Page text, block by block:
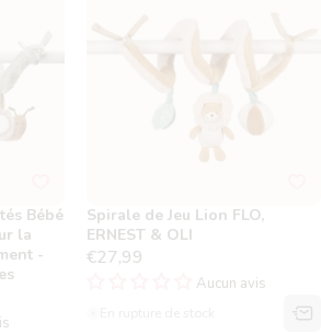
Bébé
la
-
Spirale de Jeu Lion FLO,
ERNEST & OLI
€27,99
Aucun avis